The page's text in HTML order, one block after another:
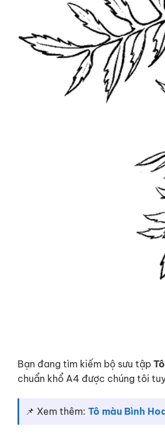
Bạn đang tìm kiếm bộ sưu tập
chuẩn khổ A4 được chúng tôi
📌 Xem thêm: Tô màu Bình